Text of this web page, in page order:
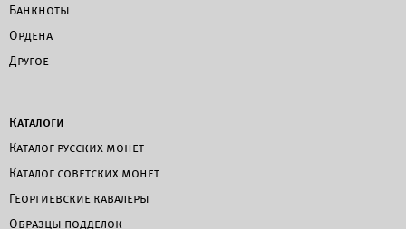
Банкноты
Ордена
Другое
Каталоги
Каталог русских монет
Каталог советских монет
Георгиевские кавалеры
Образцы подделок